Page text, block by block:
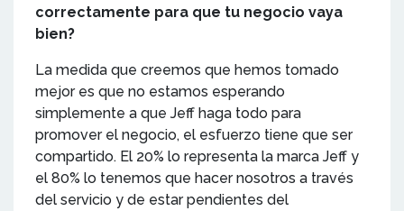
correctamente para que tu negocio vaya
bien?
La medida que creemos que hemos tomado
mejor es que no estamos esperando
simplemente a que Jeff haga todo para
promover el negocio, el esfuerzo tiene que ser
compartido. El 20% lo representa la marca Jeff y
el 80% lo tenemos que hacer nosotros a través
del servicio y de estar pendientes del